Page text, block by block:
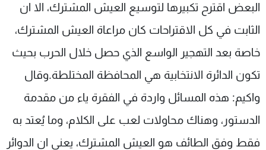
البعض اقترح تكبيرها لتوسيع العيش المشترك، الا ان
الثابت في كل الاقتراحات كان مراعاة العيش المشترك،
خاصة بعد التهجير الواسع الذي حصل خلال الحرب بحيث
تكون الدائرة الانتخابية هي المحافظة المختلطة.وقال
واكيم: هذه المسائل واردة في الفقرة ياء من مقدمة
الدستور، وهناك محاولات لعب على الكلام، وما يُعتد به
فقط وفق الطائف هو العيش المشترك، يعني ان الدوائر